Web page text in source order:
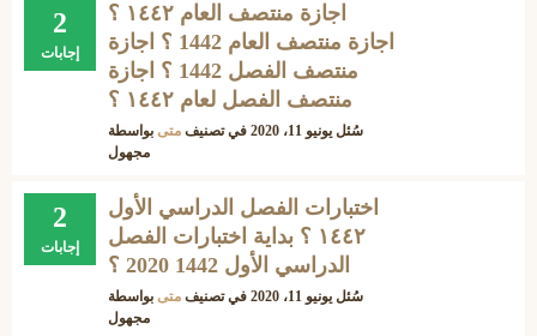
2
إجابات
اجازة منتصف العام ١٤٤٢ ؟
اجازة منتصف العام 1442 ؟ اجازة
منتصف الفصل 1442 ؟ اجازة
منتصف الفصل لعام ١٤٤٢ ؟
سُئل يونيو 11، 2020 في تصنيف متى بواسطة
مجهول
2
إجابات
اختبارات الفصل الدراسي الأول
١٤٤٢ ؟ بداية اختبارات الفصل
الدراسي الأول 1442 2020 ؟
سُئل يونيو 11، 2020 في تصنيف متى بواسطة
مجهول